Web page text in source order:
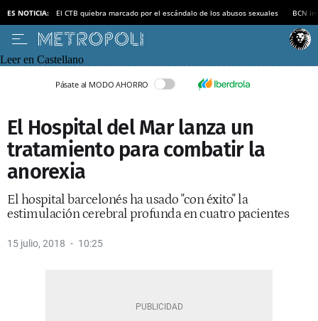
ES NOTICIA: El CTB quiebra marcado por el escándalo de los abusos sexuales BCN
Leer en Castellano
Pásate al MODO AHORRO
El Hospital del Mar lanza un
tratamiento para combatir la
anorexia
El hospital barcelonés ha usado "con éxito" la
estimulación cerebral profunda en cuatro pacientes
15 julio, 2018 10:25